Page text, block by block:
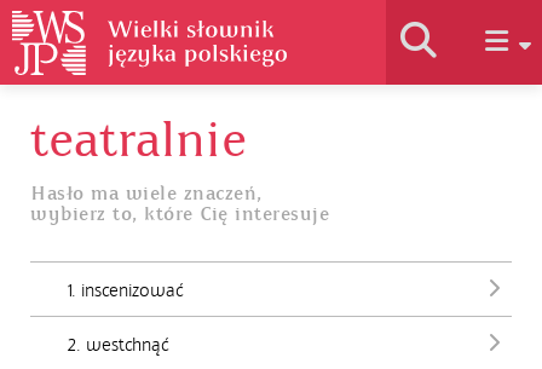
Historia słownika
Jak korzystać
Podstawy naukowe
teatralnie
Hasło ma wiele znaczeń,
wybierz to, które Cię interesuje
1. inscenizować
2. westchnąć